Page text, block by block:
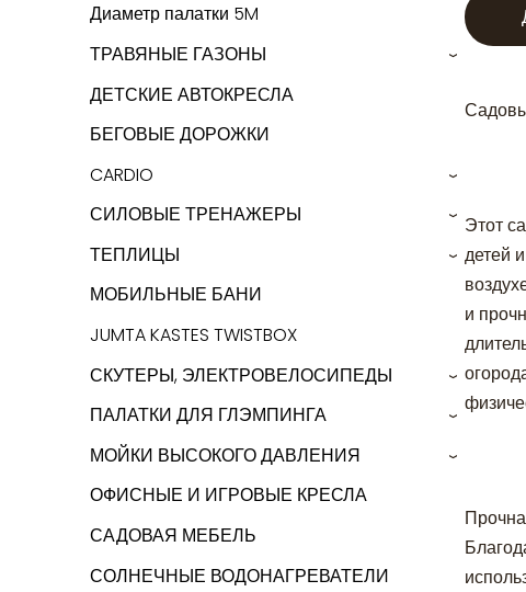
Диаметр палатки 5M
ТРАВЯНЫЕ ГАЗОНЫ
›
ДЕТСКИЕ АВТОКРЕСЛА
БЕГОВЫЕ ДОРОЖКИ
CARDIO
›
СИЛОВЫЕ ТРЕНАЖЕРЫ ›
ТЕПЛИЦЫ ›
МОБИЛЬНЫЕ БАНИ
JUMTA KASTES TWISTBOX
СКУТЕРЫ, ЭЛЕКТРОВЕЛОСИПЕДЫ
›
ПАЛАТКИ ДЛЯ ГЛЭМПИНГА ›
МОЙКИ ВЫСОКОГО ДАВЛЕНИЯ ›
ОФИСНЫЕ И ИГРОВЫЕ КРЕСЛА
САДОВАЯ МЕБЕЛЬ
СОЛНЕЧНЫЕ ВОДОНАГРЕВАТЕЛИ
Этот
детей
и